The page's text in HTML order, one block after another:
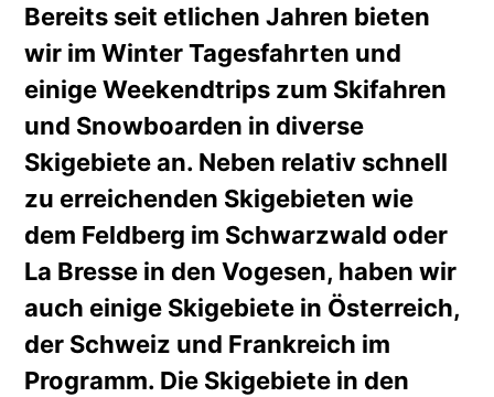
Bereits seit etlichen Jahren bieten
wir im Winter Tagesfahrten und
einige Weekendtrips zum Skifahren
und Snowboarden in diverse
Skigebiete an. Neben relativ schnell
zu erreichenden Skigebieten wie
dem Feldberg im Schwarzwald oder
La Bresse in den Vogesen, haben wir
auch einige Skigebiete in Österreich,
der Schweiz und Frankreich im
Programm. Die Skigebiete in den